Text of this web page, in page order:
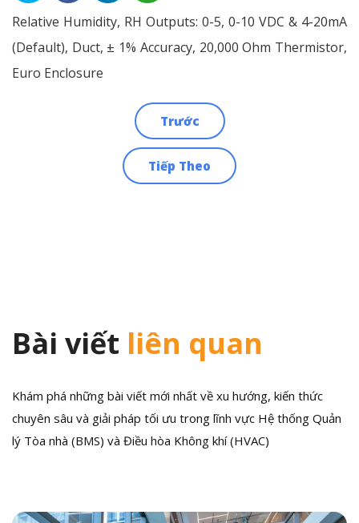
Relative Humidity, RH Outputs: 0-5, 0-10 VDC & 4-20mA
(Default), Duct, ± 1% Accuracy, 20,000 Ohm Thermistor,
Euro Enclosure
Trước
Tiếp Theo
Bài viết liên quan
Khám phá những bài viết mới nhất về xu hướng, kiến thức
chuyên sâu và giải pháp tối ưu trong lĩnh vực Hệ thống Quản
lý Tòa nhà (BMS) và Điều hòa Không khí (HVAC)